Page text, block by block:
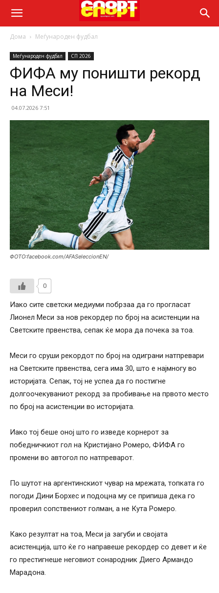
Дома Меѓународен фудбал
Меѓународен фудбал СП 2026
ФИФА му поништи рекорд
на Меси!
04.07.2026 7:51
ФОТО:facebook.com/AFASeleccionEN/
0
Иако сите светски медиуми побрзаа да го прогласат
Лионел Меси за нов рекордер по број на асистенции на
Светските првенства, сепак ќе мора да почека за тоа.
Меси го сруши рекордот по број на одиграни натпревари
на Светските првенства, сега има 30, што е најмногу во
историјата. Сепак, тој не успеа да го постигне
долгоочекуваниот рекорд за пробивање на првото место
по број на асистенции во историјата.
Иако тој беше оној што го изведе корнерот за
победничкиот гол на Кристијано Ромеро, ФИФА го
промени во автогол по натпреварот.
По шутот на аргентинскиот чувар на мрежата, топката го
погоди Дини Борхес и подоцна му се припиша дека го
проверил сопствениот голман, а не Кута Ромеро.
Како резултат на тоа, Меси ја загуби и својата
асистенција, што ќе го направеше рекордер со девет и ќе
го престигнеше неговиот сонародник Диего Армандо
Марадона.